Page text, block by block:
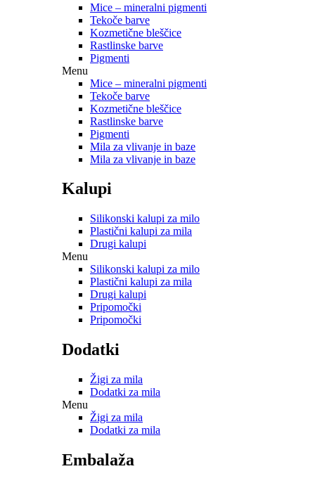
Mice – mineralni pigmenti
Tekoče barve
Kozmetične bleščice
Rastlinske barve
Pigmenti
Menu
Mice – mineralni pigmenti
Tekoče barve
Kozmetične bleščice
Rastlinske barve
Pigmenti
Mila za vlivanje in baze
Mila za vlivanje in baze
Kalupi
Silikonski kalupi za milo
Plastični kalupi za mila
Drugi kalupi
Menu
Silikonski kalupi za milo
Plastični kalupi za mila
Drugi kalupi
Pripomočki
Pripomočki
Dodatki
Žigi za mila
Dodatki za mila
Menu
Žigi za mila
Dodatki za mila
Embalaža